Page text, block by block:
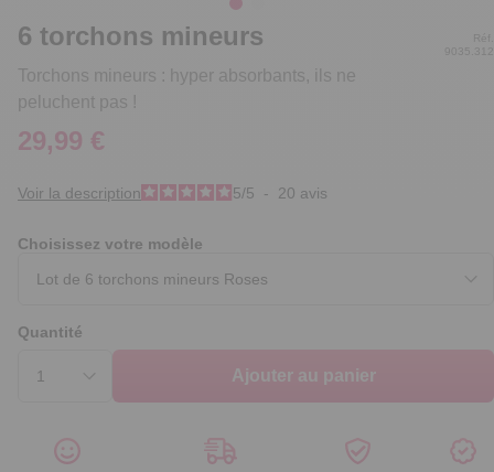
6 torchons mineurs
Torchons mineurs : hyper absorbants, ils ne
peluchent pas !
Réf.
9035.312
29,99 €
Voir la description 5/5 - 20 avis
Choisissez votre modèle
Quantité
Ajouter au panier